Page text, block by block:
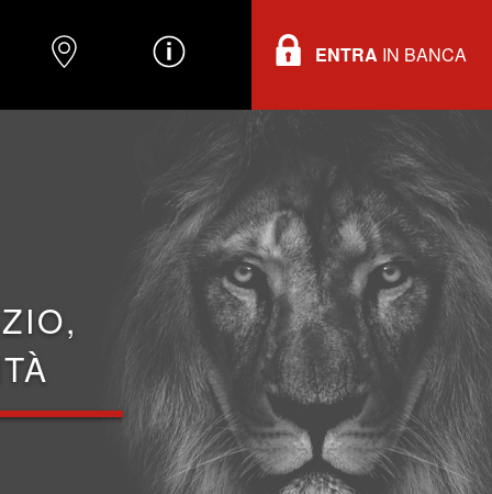
ENTRA IN BANCA